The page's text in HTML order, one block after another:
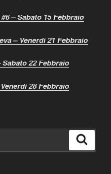
– Sabato 15 Febbraio
– Venerdì 21 Febbraio
22 Febbraio
28 Febbraio